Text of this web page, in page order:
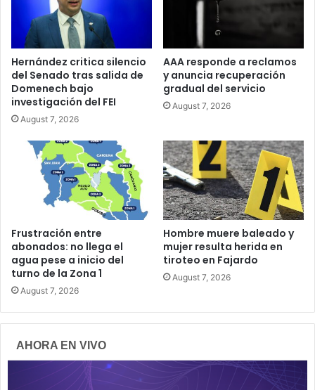
Hernández critica silencio
del Senado tras salida de
Domenech bajo
investigación del FEI
August 7, 2026
AAA responde a reclamos
y anuncia recuperación
gradual del servicio
August 7, 2026
Frustración entre
abonados: no llega el
agua pese a inicio del
turno de la Zona 1
August 7, 2026
Hombre muere baleado y
mujer resulta herida en
tiroteo en Fajardo
August 7, 2026
AHORA EN VIVO